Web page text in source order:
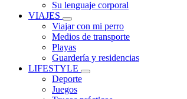
Su lenguaje corporal
VIAJES
Viajar con mi perro
Medios de transporte
Playas
Guardería y residencias
LIFESTYLE
Deporte
Juegos